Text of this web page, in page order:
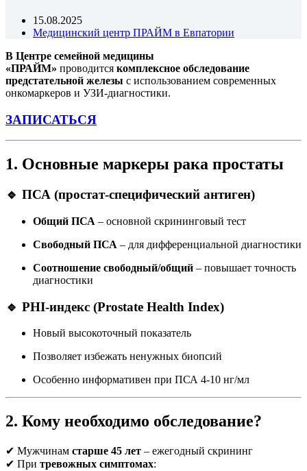
15.08.2025
Медицинский центр ПРАЙМ в Евпатории
В Центре семейной медицины
«ПРАЙМ» проводится комплексное обследование
предстательной железы с использованием современных
онкомаркеров и УЗИ-диагностики.
ЗАПИСАТЬСЯ
1. Основные маркеры рака простаты
🔹 ПСА (простат-специфический антиген)
Общий ПСА – основной скрининговый тест
Свободный ПСА – для дифференциальной диагностики
Соотношение свободный/общий – повышает точность
диагностики
🔹 PHI-индекс (Prostate Health Index)
Новый высокоточный показатель
Позволяет избежать ненужных биопсий
Особенно информативен при ПСА 4-10 нг/мл
2. Кому необходимо обследование?
✔ Мужчинам старше 45 лет – ежегодный скрининг
✔ При тревожных симптомах: